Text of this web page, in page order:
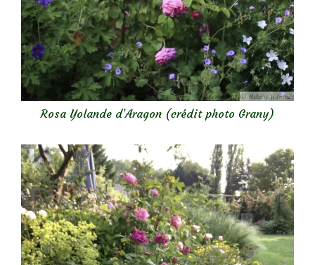
Rosa Yolande d’Aragon (crédit photo Grany)